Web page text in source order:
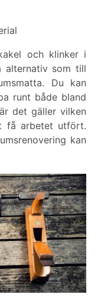
och klinker i
alternativ som till
Du kan
runt både bland
det gäller vilken
få arbetet utfört.
kan